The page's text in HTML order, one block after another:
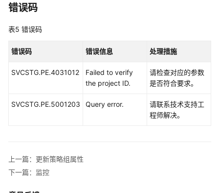
略
性
应
用
错误码
表5 错误码
错误码 错误信息 处理措施
SVCSTG.PE.4031012
Failed to verify
the project ID.
请检查对应的参数
是否符合要求。
SVCSTG.PE.5001203 Query error.
请联系技术支持工
程师解决。
上一篇：更新策略组属性
下一篇：监控